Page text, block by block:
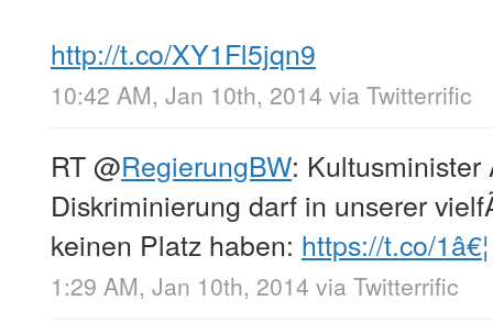
http://t.co/XY1Fl5jqn9
10:42 AM, Jan 10th, 2014 via Twitterrific
RT@RegierungBW: Kultusminister
Diskriminierung darf in unserer
keinen Platz haben: https://t.co/1â€¦
1:29 AM, Jan 10th, 2014 via Twitterrific